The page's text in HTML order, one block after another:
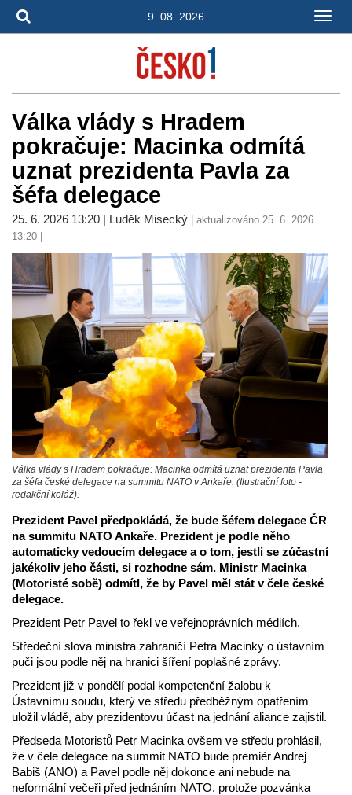
9. 08. 2026
Válka vlády s Hradem
pokračuje: Macinka odmítá
uznat prezidenta Pavla za
šéfa delegace
25. 6. 2026 13:20 | Luděk Misecký | aktualizováno 25. 6. 2026
13:20 |
Válka vlády s Hradem pokračuje: Macinka odmítá uznat prezidenta Pavla
za šéfa české delegace na summitu NATO v Ankaře. (Ilustrační foto -
redakční koláž).
Prezident Pavel předpokládá, že bude šéfem delegace ČR
na summitu NATO Ankaře. Prezident je podle něho
automaticky vedoucím delegace a o tom, jestli se zúčastní
jakékoliv jeho části, si rozhodne sám. Ministr Macinka
(Motoristé sobě) odmítl, že by Pavel měl stát v čele české
delegace.
Prezident Petr Pavel to řekl ve veřejnoprávních médiích.
Středeční slova ministra zahraničí Petra Macinky o ústavním
puči jsou podle něj na hranici šíření poplašné zprávy.
Prezident již v pondělí podal kompetenční žalobu k
Ústavnímu soudu, který ve středu předběžným opatřením
uložil vládě, aby prezidentovu účast na jednání aliance zajistil.
Předseda Motoristů Petr Macinka ovšem ve středu prohlásil,
že v čele delegace na summit NATO bude premiér Andrej
Babiš (ANO) a Pavel podle něj dokonce ani nebude na
neformální večeři před jednáním NATO, protože pozvánka